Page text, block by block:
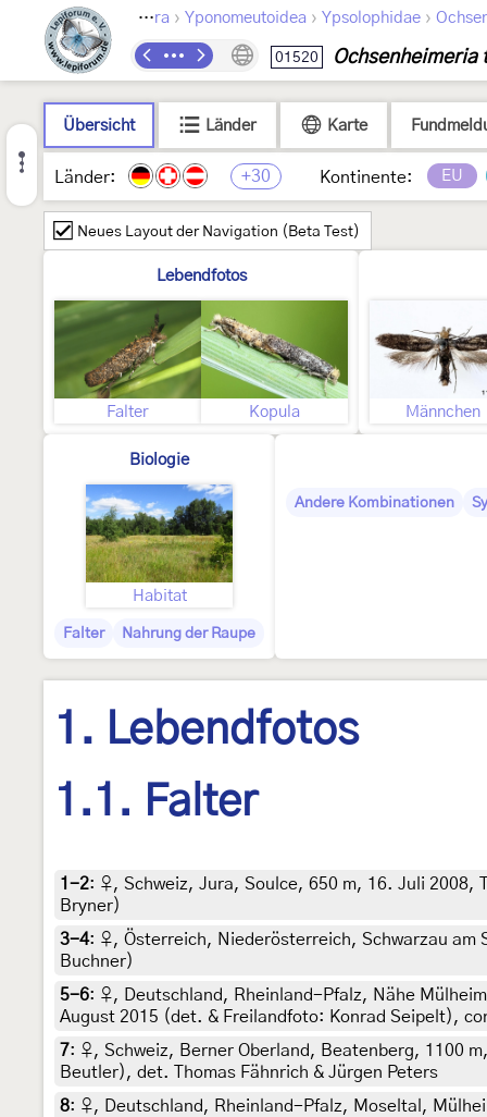
Lepidoptera › Yponomeutoidea › Ypsolophidae ›
01520 Ochsenheimeria
Übersicht Länder Karte
Länder: +30 Kontinente: EU
Neues Layout der Navigation (Beta Test)
Lebendfotos
Falter Kopula Männchen
Biologie
Habitat
Falter Nahrung der Raupe
Andere Kombinationen
1. Lebendfotos
1.1. Falter
1-2: ♀, Schweiz, Jura, Soulce, 650 m, 16. Juli 2008,
Bryner)
3-4: ♀, Österreich, Niederösterreich, Schwarzau am
Buchner)
5-6: ♀, Deutschland, Rheinland-Pfalz, Nähe
August 2015 (det. & Freilandfoto: Konrad Seipelt),
7: ♀, Schweiz, Berner Oberland, Beatenberg, 1100
Beutler), det. Thomas Fähnrich & Jürgen Peters
8: ♀, Deutschland, Rheinland-Pfalz, Moseltal,